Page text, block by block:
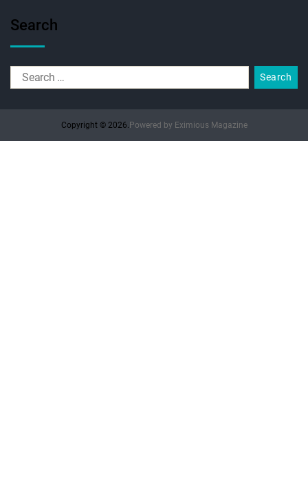
Search
Copyright © 2026. Powered by Eximious Magazine